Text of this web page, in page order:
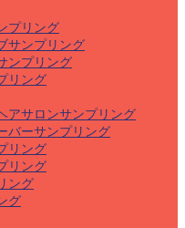
プリング
サンプリング
ンプリング
リング
アサロンサンプリング
バーサンプリング
リング
リング
ング
グ